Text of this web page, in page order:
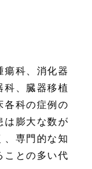
瘍科、消化器
科、臓器移植
各科の症例の
は膨大な数が
、専門的な知
ことの多い代